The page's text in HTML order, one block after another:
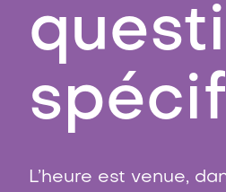
L’heure est venue,